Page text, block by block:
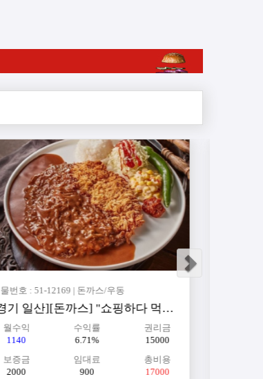
매물번호 : 51-12129 | 고기전문점
월수익
1475
수익률
6.15%
권리금
19000
보증금
5000
임대료
320
총비용
24000